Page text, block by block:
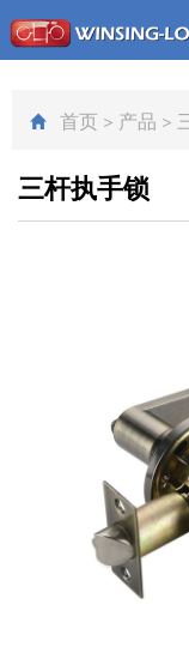
首页 > 产品 >
三杆执手锁